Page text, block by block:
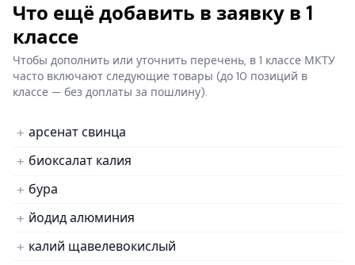
Что ещё добавить в заявку в 1
классе
Чтобы дополнить или уточнить перечень, в 1 классе МКТУ
часто включают следующие товары (до 10 позиций в
классе — без доплаты за пошлину).
арсенат свинца
биоксалат калия
бура
йодид алюминия
калий щавелевокислый